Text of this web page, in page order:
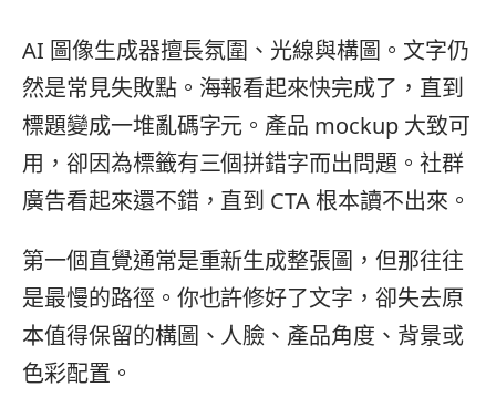
AI 圖像生成器擅長氛圍、光線與構圖。文字仍
然是常見失敗點。海報看起來快完成了，直到
標題變成一堆亂碼字元。產品 mockup 大致可
用，卻因為標籤有三個拼錯字而出問題。社群
廣告看起來還不錯，直到 CTA 根本讀不出來。
第一個直覺通常是重新生成整張圖，但那往往
是最慢的路徑。你也許修好了文字，卻失去原
本值得保留的構圖、人臉、產品角度、背景或
色彩配置。